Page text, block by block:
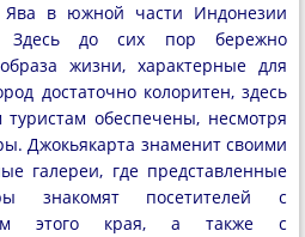
Ява в южной части Индонезии
Здесь до сих пор бережно
жизни, характерные для
достаточно колоритен, здесь
обеспечены, несмотря
Джокьякарта знаменит своими
галереи, где представленные
знакомят посетителей с
этого края, а также с